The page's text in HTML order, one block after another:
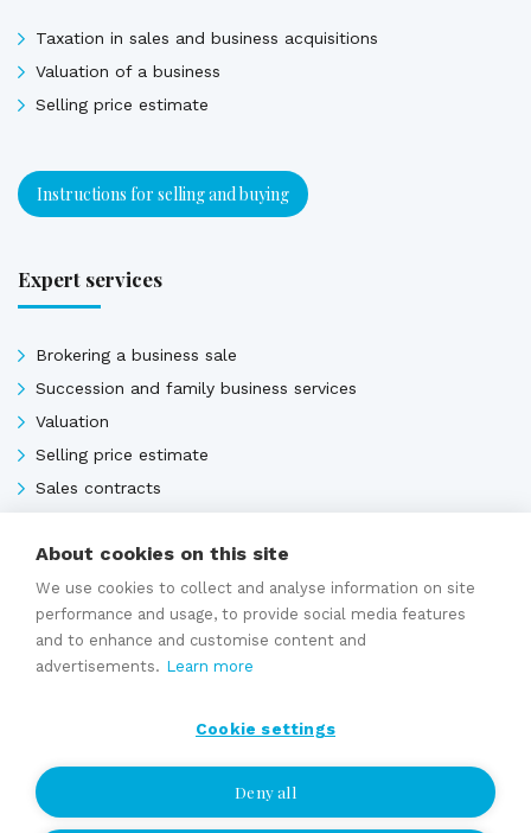
Taxation in sales and business acquisitions
Valuation of a business
Selling price estimate
Instructions for selling and buying
Expert services
Brokering a business sale
Succession and family business services
Valuation
Selling price estimate
Sales contracts
Expert services
About cookies on this site
We use cookies to collect and analyse information on site
performance and usage, to provide social media features
and to enhance and customise content and
advertisements. Learn more
Cookie settings
Deny all